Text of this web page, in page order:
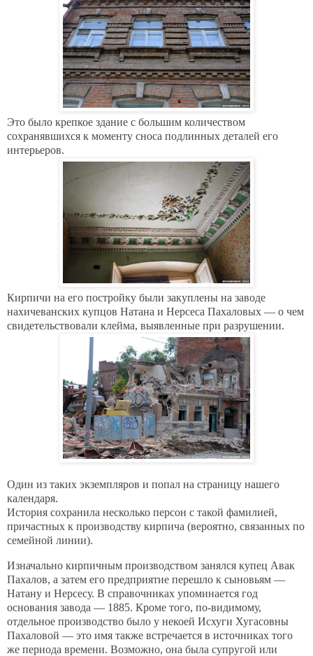
Это было крепкое здание с большим количеством
сохранявшихся к моменту сноса подлинных деталей его
интерьеров.
Кирпичи на его постройку были закуплены на заводе
нахичеванских купцов Натана и Нерсеса Пахаловых — о чем
свидетельствовали клейма, выявленные при разрушении.
Один из таких экземпляров и попал на страницу нашего
календаря.
История сохранила несколько персон с такой фамилией,
причастных к производству кирпича (вероятно, связанных по
семейной линии).
Изначально кирпичным производством занялся купец Авак
Пахалов, а затем его предприятие перешло к сыновьям —
Натану и Нерсесу. В справочниках упоминается год
основания завода — 1885. Кроме того, по-видимому,
отдельное производство было у некоей Исхуги Хугасовны
Пахаловой — это имя также встречается в источниках того
же периода времени. Возможно, она была супругой или